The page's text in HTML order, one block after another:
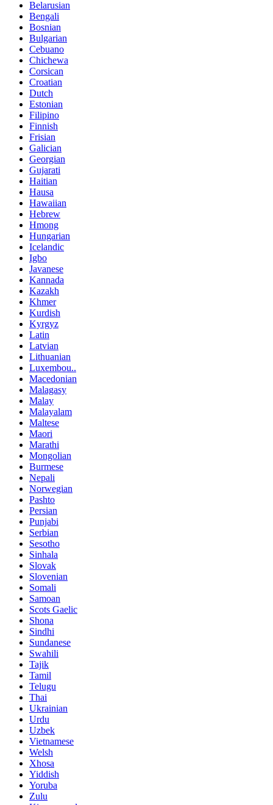
Belarusian
Bengali
Bosnian
Bulgarian
Cebuano
Chichewa
Corsican
Croatian
Dutch
Estonian
Filipino
Finnish
Frisian
Galician
Georgian
Gujarati
Haitian
Hausa
Hawaiian
Hebrew
Hmong
Hungarian
Icelandic
Igbo
Javanese
Kannada
Kazakh
Khmer
Kurdish
Kyrgyz
Latin
Latvian
Lithuanian
Luxembou..
Macedonian
Malagasy
Malay
Malayalam
Maltese
Maori
Marathi
Mongolian
Burmese
Nepali
Norwegian
Pashto
Persian
Punjabi
Serbian
Sesotho
Sinhala
Slovak
Slovenian
Somali
Samoan
Scots Gaelic
Shona
Sindhi
Sundanese
Swahili
Tajik
Tamil
Telugu
Thai
Ukrainian
Urdu
Uzbek
Vietnamese
Welsh
Xhosa
Yiddish
Yoruba
Zulu